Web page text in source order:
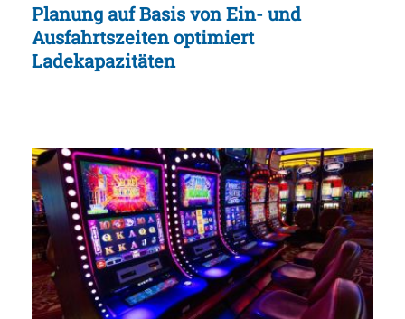
Planung auf Basis von Ein- und
Ausfahrtszeiten optimiert
Ladekapazitäten